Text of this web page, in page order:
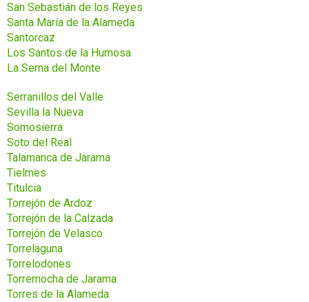
San Sebastián de los Reyes
Santa María de la Alameda
Santorcaz
Los Santos de la Humosa
La Serna del Monte
Serranillos del Valle
Sevilla la Nueva
Somosierra
Soto del Real
Talamanca de Jarama
Tielmes
Titulcia
Torrejón de Ardoz
Torrejón de la Calzada
Torrejón de Velasco
Torrelaguna
Torrelodones
Torremocha de Jarama
Torres de la Alameda